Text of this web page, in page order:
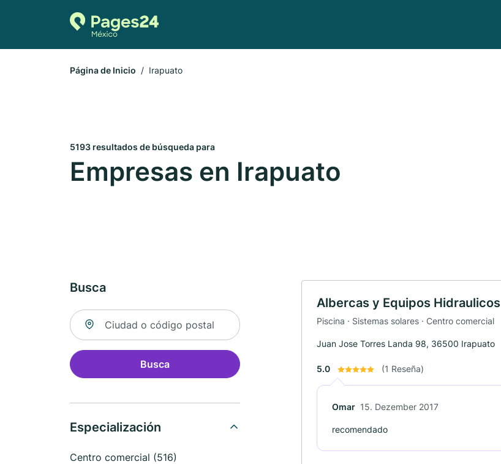
Página de Inicio Irapuato
5193 resultados de búsqueda para
Empresas en Irapuato
Busca
Buscar ubicación
Busca
Especialización
Centro comercial (516)
Albercas y Equipos Hidraulicos
Piscina · Sistemas solares · Centro comercial
Juan Jose Torres Landa 98, 36500 Irapuato
5.0 (1 Reseña)
Omar 15. Dezember 2017
recomendado